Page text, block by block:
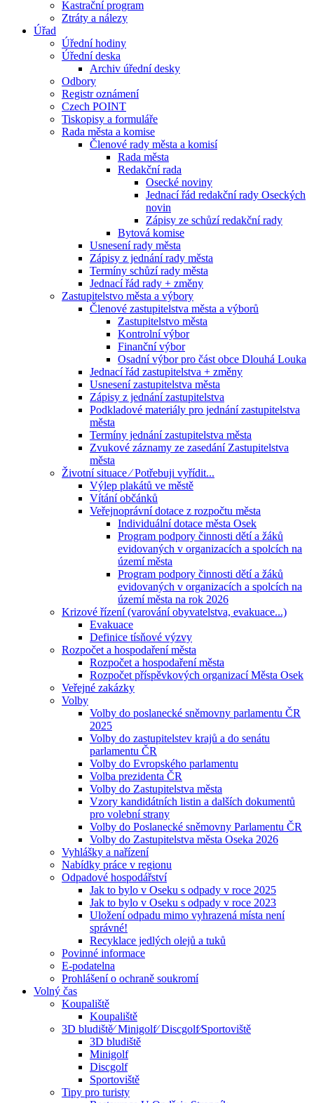
Kastrační program
Ztráty a nálezy
Úřad
Úřední hodiny
Úřední deska
Archiv úřední desky
Odbory
Registr oznámení
Czech POINT
Tiskopisy a formuláře
Rada města a komise
Členové rady města a komisí
Rada města
Redakční rada
Osecké noviny
Jednací řád redakční rady Oseckých
novin
Zápisy ze schůzí redakční rady
Bytová komise
Usnesení rady města
Zápisy z jednání rady města
Termíny schůzí rady města
Jednací řád rady + změny
Zastupitelstvo města a výbory
Členové zastupitelstva města a výborů
Zastupitelstvo města
Kontrolní výbor
Finanční výbor
Osadní výbor pro část obce Dlouhá Louka
Jednací řád zastupitelstva + změny
Usnesení zastupitelstva města
Zápisy z jednání zastupitelstva
Podkladové materiály pro jednání zastupitelstva
města
Termíny jednání zastupitelstva města
Zvukové záznamy ze zasedání Zastupitelstva
města
Životní situace ⁄ Potřebuji vyřídit...
Výlep plakátů ve městě
Vítání občánků
Veřejnoprávní dotace z rozpočtu města
Individuální dotace města Osek
Program podpory činnosti dětí a žáků
evidovaných v organizacích a spolcích na
území města
Program podpory činnosti dětí a žáků
evidovaných v organizacích a spolcích na
území města na rok 2026
Krizové řízení (varování obyvatelstva, evakuace...)
Evakuace
Definice tísňové výzvy
Rozpočet a hospodaření města
Rozpočet a hospodaření města
Rozpočet příspěvkových organizací Města Osek
Veřejné zakázky
Volby
Volby do poslanecké sněmovny parlamentu ČR
2025
Volby do zastupitelstev krajů a do senátu
parlamentu ČR
Volby do Evropského parlamentu
Volba prezidenta ČR
Volby do Zastupitelstva města
Vzory kandidátních listin a dalších dokumentů
pro volební strany
Volby do Poslanecké sněmovny Parlamentu ČR
Volby do Zastupitelstva města Oseka 2026
Vyhlášky a nařízení
Nabídky práce v regionu
Odpadové hospodářství
Jak to bylo v Oseku s odpady v roce 2025
Jak to bylo v Oseku s odpady v roce 2023
Uložení odpadu mimo vyhrazená místa není
správné!
Recyklace jedlých olejů a tuků
Povinné informace
E-podatelna
Prohlášení o ochraně soukromí
Volný čas
Koupaliště
Koupaliště
3D bludiště⁄ Minigolf⁄ Discgolf⁄Sportoviště
3D bludiště
Minigolf
Discgolf
Sportoviště
Tipy pro turisty